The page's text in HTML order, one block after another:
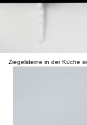
Ziegelsteine in der Küche